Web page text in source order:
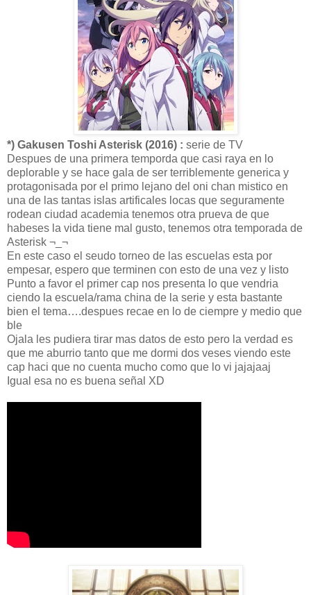
*) Gakusen Toshi Asterisk (2016) : serie de TV
Despues de una primera temporda que casi raya en lo
deplorable y se hace gala de ser terriblemente generica y
protagonisada por el primo lejano del oni chan mistico en
una de las tantas islas artificales locas que seguramente
rodean ciudad academia tenemos otra prueva de que
habeses la vida tiene mal gusto, tenemos otra temporada de
Asterisk ¬_¬
En este caso el seudo torneo de las escuelas esta por
empesar, espero que terminen con esto de una vez y listo
Punto a favor el primer cap nos presenta lo que vendria
ciendo la escuela/rama china de la serie y esta bastante
bien el tema….despues recae en lo de ciempre y medio que
ble
Ojala les pudiera tirar mas datos de esto pero la verdad es
que me aburrio tanto que me dormi dos veses viendo este
cap haci que no cuenta mucho como que lo vi jajajaaj
Igual esa no es buena señal XD